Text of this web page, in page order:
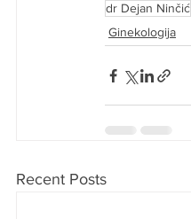
dr Dejan Ninčić
Ginekologija
Recent Posts